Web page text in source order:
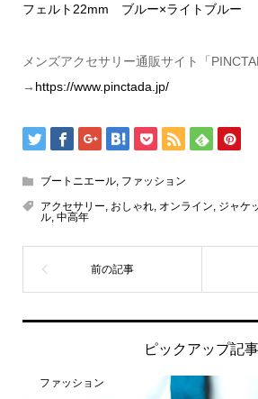
フェルト22mm ブルー×ライトブルー
メンズアクセサリー通販サイト「
→ https://www.pinctada.jp/
ブートニエール, ファッション
アクセサリー おしゃれ, オンライン ジャケ
ル, 中高年
ピックアップ記事
ファッション